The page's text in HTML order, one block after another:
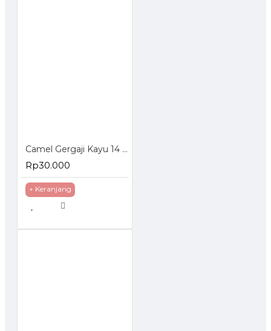
Camel Gergaji Kayu 14 inch Hand Compass Saw Teflon 350mm
Rp30.000
+ Keranjang